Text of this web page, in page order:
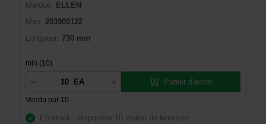
Marque:
ELLEN
Man: 203900122
Longueur: 730 mm
min (10)
EA
Vendu par 10
Panier d'achat
En stock : disponible 10 jour(s) de livraison